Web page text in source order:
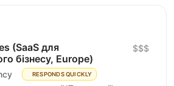
(SaaS для
бізнесу, Europe)
RESPONDS QUICKLY
$$$